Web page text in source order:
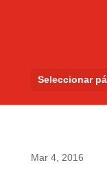
Seleccionar
Mar 4, 2016